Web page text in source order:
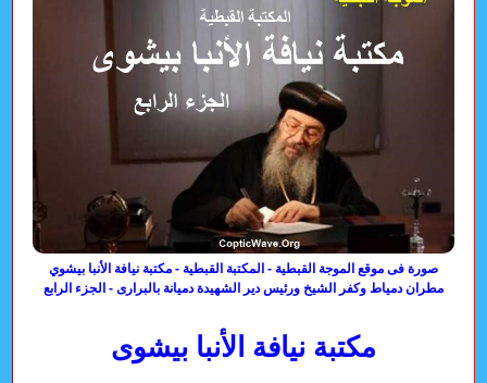
صورة فى موقع الموجة القبطية - المكتبة القبطية - مكتبة نيافة الأنبا بيشوي
مطران دمياط وكفر الشيخ ورئيس دير الشهيدة دميانة بالبرارى - الجزء الرابع
مكتبة نيافة الأنبا بيشوى